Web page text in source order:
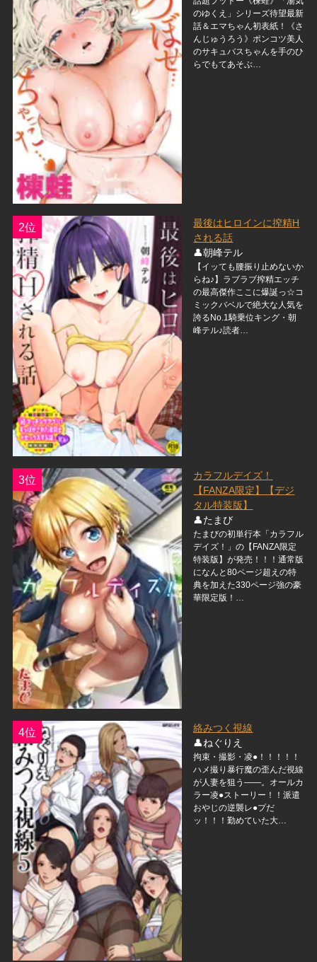
のゆくえ」シリーズ待望最新
話＆エマちゃん初表紙！《さ
んじゅうろう》ポンコツ美人
のサキュバスちゃんを手のひ
らでもてあそぶ…
2位
最後はヒロインに搾精H
される話
👤朝峰テル
【イッても腰振り止めないか
らね♪】ラブラブ搾精エッチ
の最高傑作ここに爆誕っ☆コ
ミックバベルで絶大な人気を
誇るNo.1騎乗位キング・朝
峰テル♪読者…
3位
カラフルデイズ！
【FANZA限定】【デジ
タル特装版】
👤たまび
たまびの初単行本「カラフル
デイズ！」の【FANZA限定
特装版】が発売！！！通常版
になんと80ページ超えの特
典を加えた330ページ強の豪
華限定版！…
4位
絡みつく視線
👤ねぐりえ
拘束・撮影・凌●！！！！！
ハメ撮り暴行魔の歪んだ視線
が人妻を狙う――。オールカ
ラー凌●ストーリー！！派遣
おやじの逆襲レ●プだ
ッ！！！勤めていた大…